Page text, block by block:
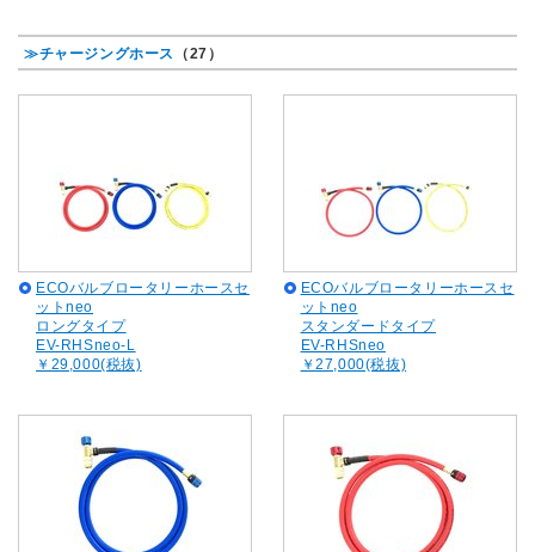
≫チャージングホース （27）
ECOバルブロータリーホースセ
ットneo
ロングタイプ
EV-RHSneo-L
￥29,000(税抜)
ECOバルブロータリーホースセ
ットneo
スタンダードタイプ
EV-RHSneo
￥27,000(税抜)